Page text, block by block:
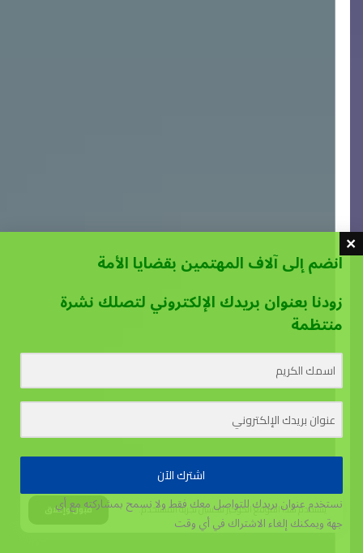
يستخدم هذا الموقع الكوكيز لتحسين تجربة المستخدم. قبول وإغلاق
انضم إلى آلاف المهتمين بقضايا الأمة
زودنا بعنوان بريدك الإلكتروني لتصلك نشرة
منتظمة
اشترك الآن
نستخدم عنوان بريدك للتواصل معك فقط ولا نسمح بمشاركته مع أي
جهةويمكنك إلغاء الاشتراك في أي وقت